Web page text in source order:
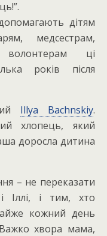
дітям
медсестрам,
ці
років після
Illya Bachnskiy.
хлопець, який
доросла дитина
– не переказати
Іллі, і тим, хто
кожний день
хвора мама,